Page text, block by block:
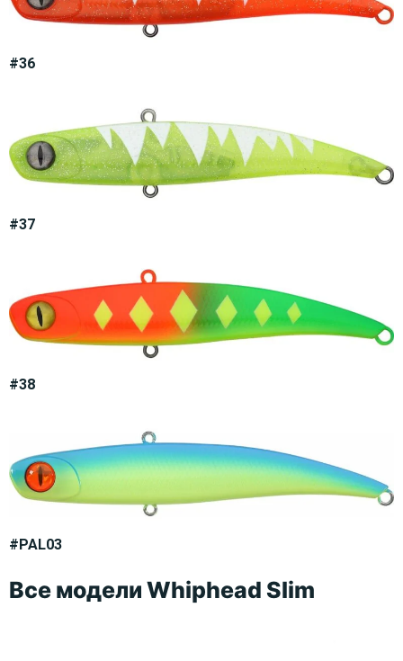
#36
#37
#38
#PAL03
Все модели Whiphead Slim